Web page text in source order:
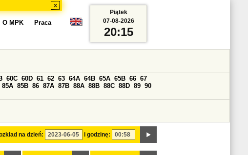
x
O MPK Praca
na dzień: i godzinę:
60C 60D 61 62 63 64A 64B 65A 65B 66 67
85A 85B 86 87A 87B 88A 88B 88C 88D 89 90
Piątek
07-08-2026
20:15